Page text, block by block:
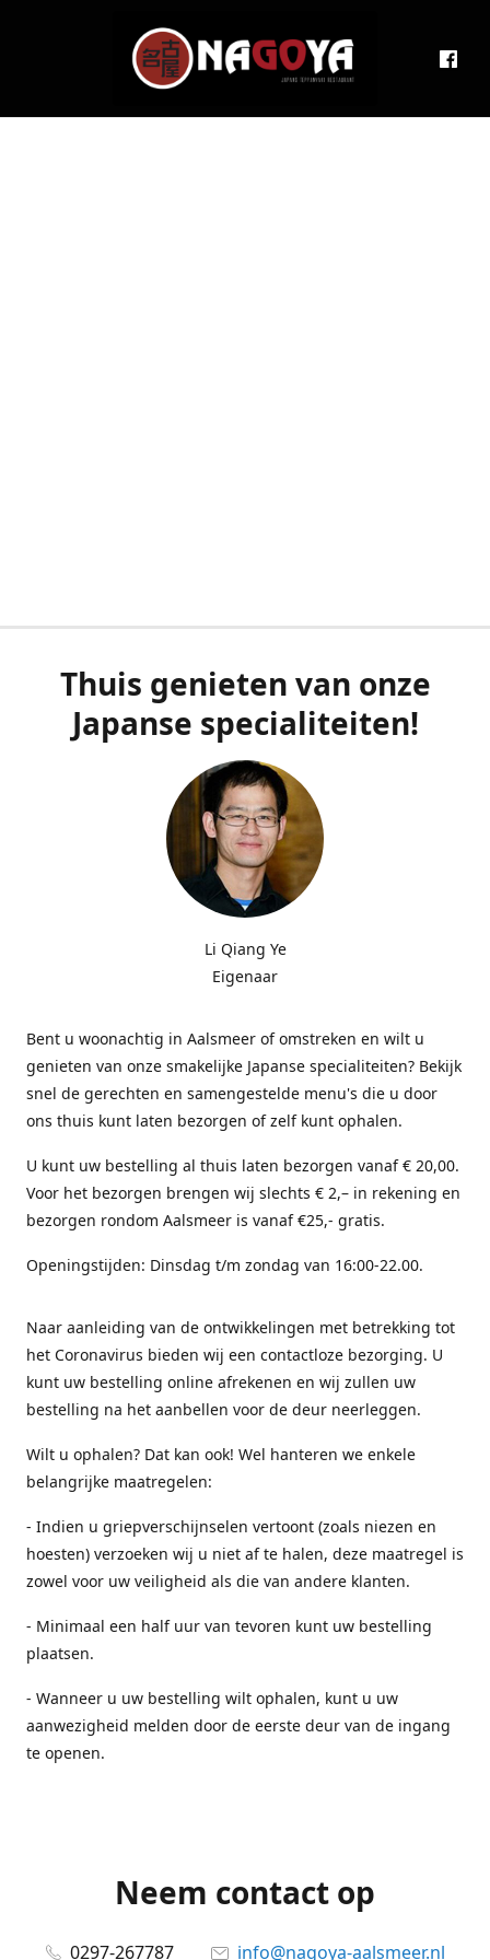
Thuis genieten van onze
Japanse specialiteiten!
Li Qiang Ye
Eigenaar
Bent u woonachtig in Aalsmeer of omstreken en wilt u
genieten van onze smakelijke Japanse specialiteiten? Bekijk
snel de gerechten en samengestelde menu's die u door
ons thuis kunt laten bezorgen of zelf kunt ophalen.
U kunt uw bestelling al thuis laten bezorgen vanaf € 20,00.
Voor het bezorgen brengen wij slechts € 2,– in rekening en
bezorgen rondom Aalsmeer is vanaf €25,- gratis.
Openingstijden: Dinsdag t/m zondag van 16:00-22.00.
Naar aanleiding van de ontwikkelingen met betrekking tot
het Coronavirus bieden wij een contactloze bezorging. U
kunt uw bestelling online afrekenen en wij zullen uw
bestelling na het aanbellen voor de deur neerleggen.
Wilt u ophalen? Dat kan ook! Wel hanteren we enkele
belangrijke maatregelen:
- Indien u griepverschijnselen vertoont (zoals niezen en
hoesten) verzoeken wij u niet af te halen, deze maatregel is
zowel voor uw veiligheid als die van andere klanten.
- Minimaal een half uur van tevoren kunt uw bestelling
plaatsen.
- Wanneer u uw bestelling wilt ophalen, kunt u uw
aanwezigheid melden door de eerste deur van de ingang
te openen.
Neem contact op
0297-267787 info@nagoya-aalsmeer.nl